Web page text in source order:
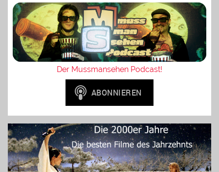
Der Mussmansehen Podcast!